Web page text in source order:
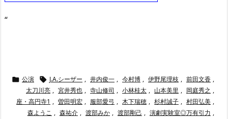
“
 公演  J.A.シーザー , 井内俊一 , 今村博 , 伊野尾理枝 , 前田文香 ,
太刀川亮 , 宮井秀也 , 寺山修司 , 小林桂太 , 山本美里 , 岡庭秀之 ,
座・高円寺1 , 曽田明宏 , 服部愛弓 , 木下瑞穂 , 杉村誠子 , 村田弘美 ,
森ようこ , 森祐介 , 渡部みか , 渡部剛己 , 演劇実験室◎万有引力 ,